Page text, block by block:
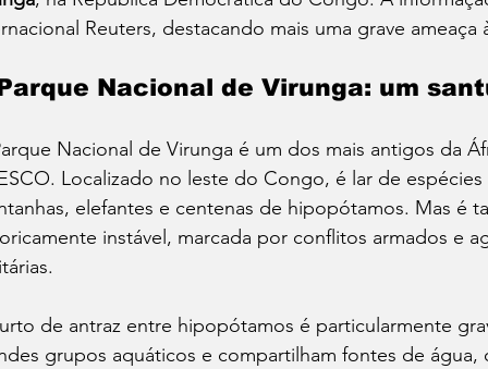
Reuters, destacando mais uma grave ameaça
Nacional de Virunga: um
Nacional de Virunga é um dos mais antigos da
Localizado no leste do Congo, é lar de
elefantes e centenas de hipopótamos. Mas é
instável, marcada por conflitos armados e
de antraz entre hipopótamos é particularmente
grupos aquáticos e compartilham fontes de